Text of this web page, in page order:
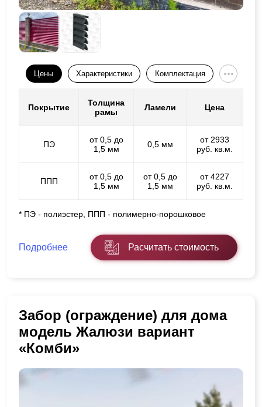
Цены Характеристики Комплектация
Покрытие
Толщина
рамы
Ламели Цена
ПЭ
от 0,5 до
1,5 мм
0,5 мм
от 2933
руб. кв.м.
ППП
от 0,5 до
1,5 мм
от 0,5 до
1,5 мм
от 4227
руб. кв.м.
* ПЭ - полиэстер, ППП - полимерно-порошковое
Подробнее Расчитать стоимость
Забор (ограждение) для дома
модель Жалюзи вариант
«Комби»